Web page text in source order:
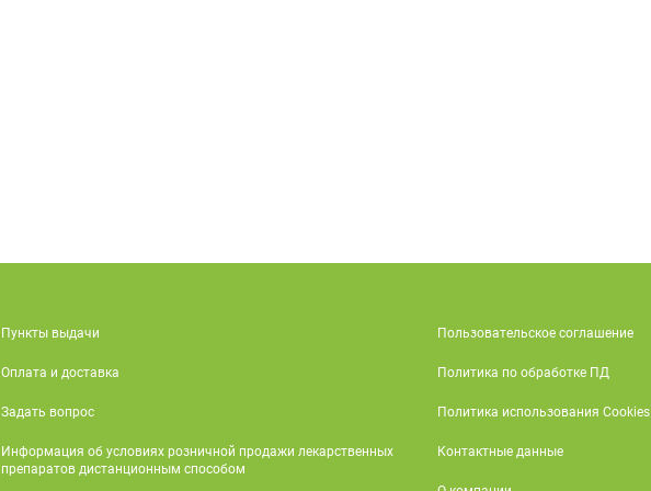
Пункты выдачи
Оплата и доставка
Задать вопрос
Информация об условиях розничной продажи лекарственных
препаратов дистанционным способом
Пользовательское соглашение
Политика по обработке ПД
Политика использования Cookies
Контактные данные